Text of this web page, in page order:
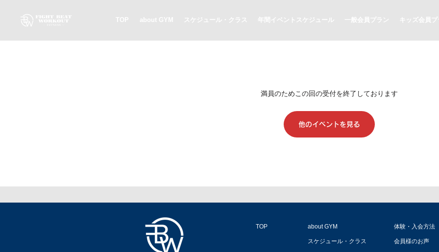
TOP about GYM スケジュール・クラス 年間イベントスケジュール 一般会員プラン キッズ会員
満員のためこの回の受付を終了しております
他のイベントを見る
TOP about GYM
スケジュール・クラス
体験・入会方法
会員様のお声